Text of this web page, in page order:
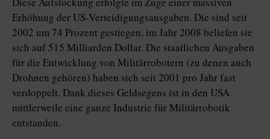
Erhöhung der US-Verteidigungsausgaben. Die sind seit
2002 um 74 Prozent gestiegen, im Jahr 2008 beliefen sie
sich auf 515 Milliarden Dollar. Die staatlichen Ausgaben
für die Entwicklung von Militärrobotern (zu denen auch
Drohnen gehören) haben sich seit 2001 pro Jahr fast
verdoppelt. Dank dieses Geldsegens ist in den USA
mittlerweile eine ganze Industrie für Militärrobotik
entstanden.